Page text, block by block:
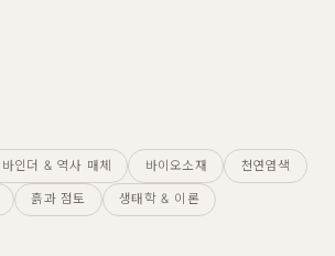
바인더 & 역사 매체 바이오소재 천연염색
흙과 점토 생태학 & 이론